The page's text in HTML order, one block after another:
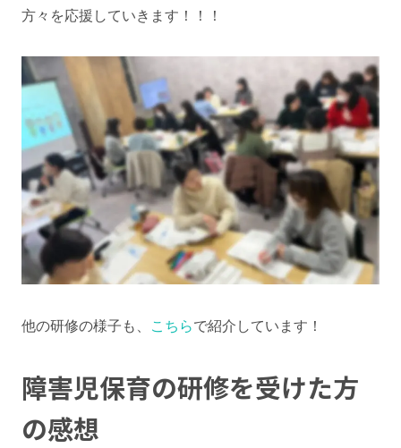
方々を応援していきます！！！
他の研修の様子も、 こちらで紹介しています！
障害児保育の研修を受けた方
の感想